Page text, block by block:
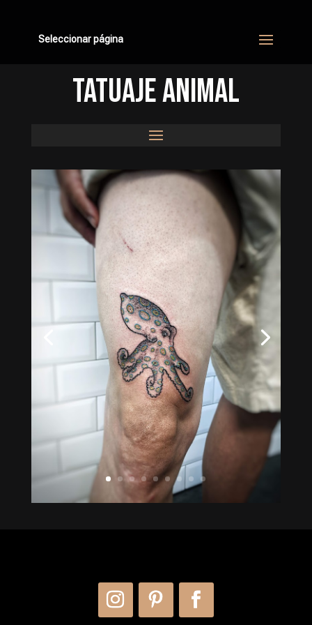
Seleccionar página
TATUAJE ANIMAL